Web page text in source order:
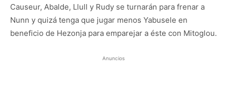
Causeur, Abalde, Llull y Rudy se turnarán para frenar a
Nunn y quizá tenga que jugar menos Yabusele en
beneficio de Hezonja para emparejar a éste con Mitoglou.
Anuncios